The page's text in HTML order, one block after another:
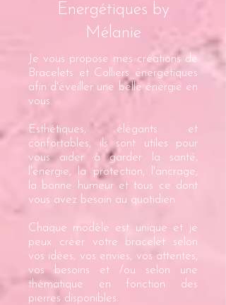
Energétiques by
Mélanie
Je vous propose mes créations de
Bracelets et Colliers énergétiques
afin d'éveiller une belle énergie en
vous.
Esthétiques, élégants et
confortables, ils sont utiles pour
vous aider à garder la santé,
l'énergie, la protection, l'ancrage,
la bonne humeur et tous ce dont
vous avez besoin au quotidien.
Chaque modèle est unique et je
peux créer votre bracelet selon
vos idées, vos envies, vos attentes,
vos besoins et /ou selon une
thématique en fonction des
pierres disponibles.